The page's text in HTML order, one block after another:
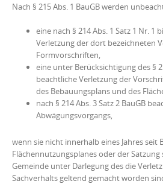
Nach § 215 Abs. 1 BauGB werden
eine nach § 214 Abs. 1 Satz 1 Nr. 1
Verletzung der dort bezeichneten
Formvorschriften,
eine unter Berücksichtigung des §
beachtliche Verletzung der
des Bebauungsplans und des
nach § 214 Abs. 3 Satz 2 BauGB
Abwägungsvorgangs,
wenn sie nicht innerhalb eines Jahres seit
Flächennutzungsplanes oder der
Gemeinde unter Darlegung des die
Sachverhalts geltend gemacht worden